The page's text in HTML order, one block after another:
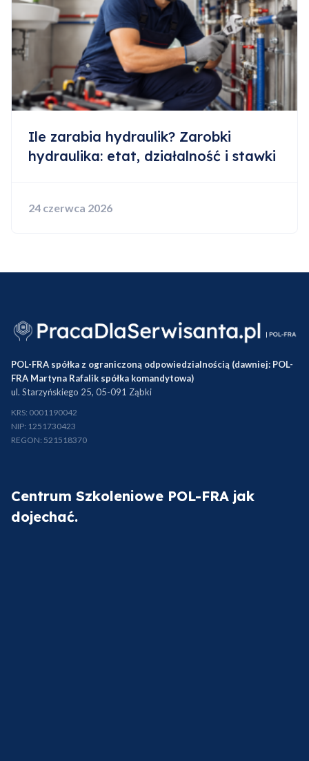
Ile zarabia hydraulik? Zarobki
hydraulika: etat, działalność i stawki
24 czerwca 2026
POL-FRA spółka z ograniczoną odpowiedzialnością (dawniej: POL-
FRA Martyna Rafalik spółka komandytowa)
ul. Starzyńskiego 25, 05-091 Ząbki
KRS: 0001190042
NIP: 1251730423
REGON: 521518370
Centrum Szkoleniowe POL-FRA jak
dojechać.